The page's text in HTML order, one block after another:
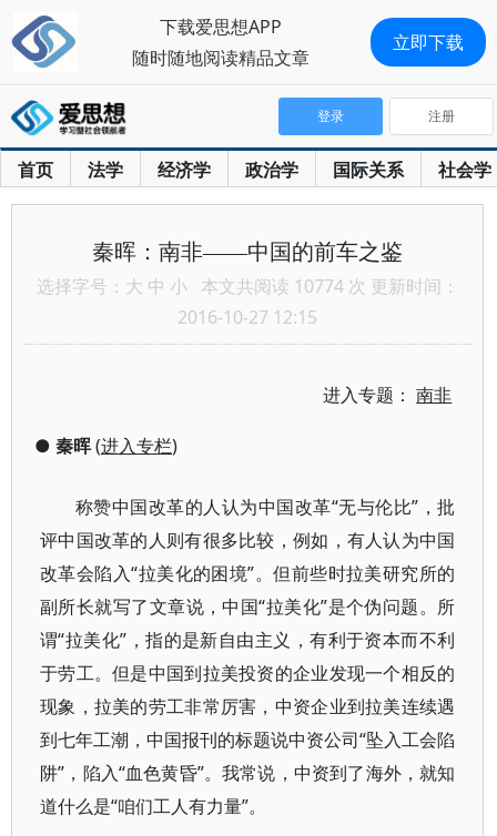
首页 法学 经济学 政治学 国际关系 社会学
登录 注册
秦晖：南非——中国的前车之鉴
选择字号： 大 中 小 本文共阅读 10774 次 更新时间：
2016-10-27 12:15
进入专题：南非
● 秦晖(进入专栏)
称赞中国改革的人认为中国改革“无与伦比”，批
评中国改革的人则有很多比较，例如，有人认为中国
改革会陷入“拉美化的困境”。但前些时拉美研究所的
副所长就写了文章说，中国“拉美化”是个伪问题。所
谓“拉美化”，指的是新自由主义，有利于资本而不利
于劳工。但是中国到拉美投资的企业发现一个相反的
现象，拉美的劳工非常厉害，中资企业到拉美连续遇
到七年工潮，中国报刊的标题说中资公司“坠入工会陷
阱”，陷入“血色黄昏”。我常说，中资到了海外，就知
道什么是“咱们工人有力量”。
下载爱思想APP
随时随地阅读精品文章
立即下载